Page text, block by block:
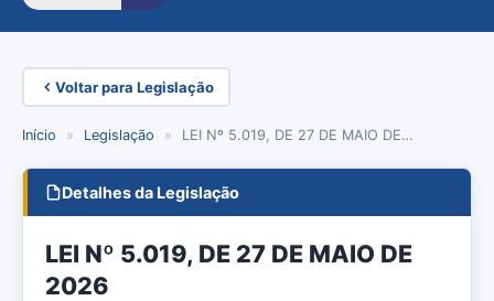
Voltar para Legislação
Início » Legislação » LEI Nº 5.019, DE 27 DE MAIO DE…
Detalhes da Legislação
LEI Nº 5.019, DE 27 DE MAIO DE
2026